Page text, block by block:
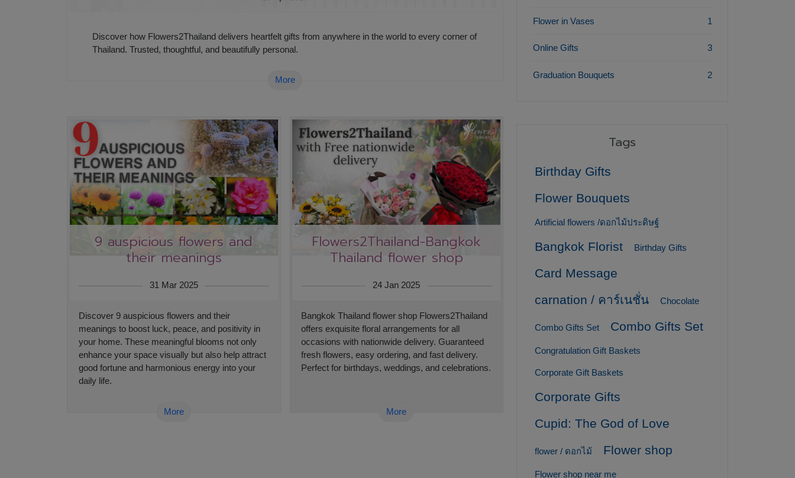
Discover how Flowers2Thailand delivers heartfelt gifts from anywhere in the world to every corner of
Thailand. Trusted, thoughtful, and beautifully personal.
More
9 auspicious flowers and
their meanings
31 Mar 2025
Discover 9 auspicious flowers and their
meanings to boost luck, peace, and positivity in
your home. These meaningful blooms not only
enhance your space visually but also help attract
good fortune and harmonious energy into your
daily life.
More
Flowers2Thailand-Bangkok
Thailand flower shop
24 Jan 2025
Bangkok Thailand flower shop Flowers2Thailand
offers exquisite floral arrangements for all
occasions with nationwide delivery. Guaranteed
fresh flowers, easy ordering, and fast delivery.
Perfect for birthdays, weddings, and celebrations.
More
Flower in Vases 1
Online Gifts 3
Graduation Bouquets 2
Tags
Birthday Gifts
Flower Bouquets
Artificial flowers /ดอกไม้ประดิษฐ์
Bangkok Florist Birthday Gifts
Card Message
carnation / คาร์เนชั่น
Chocolate
Combo Gifts Set Combo Gifts Set
Congratulation Gift Baskets
Corporate Gift Baskets
Corporate Gifts
Cupid: The God of Love
flower / ดอกไม้ Flower shop
Flower shop near me